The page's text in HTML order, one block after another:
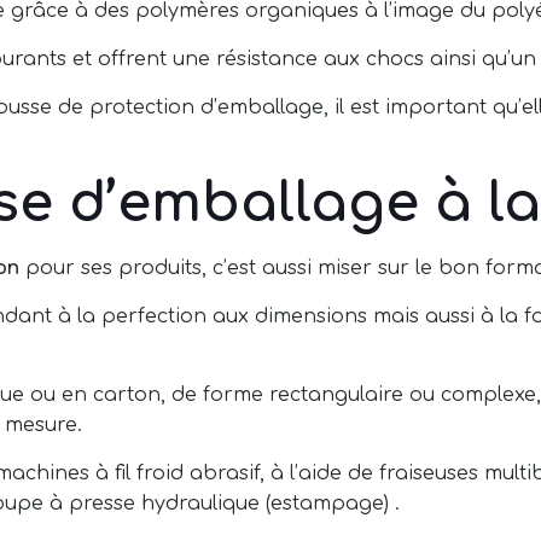
grâce à des polymères organiques à l’image du
et offrent une résistance aux chocs ainsi
de protection d’emballage, il est important
d’emballage à
pour ses produits, c’est aussi miser sur le bon
à la perfection aux dimensions mais aussi à la
ou en carton, de forme rectangulaire ou
à fil froid abrasif, à l’aide de fraiseuses
à presse hydraulique (estampage) .